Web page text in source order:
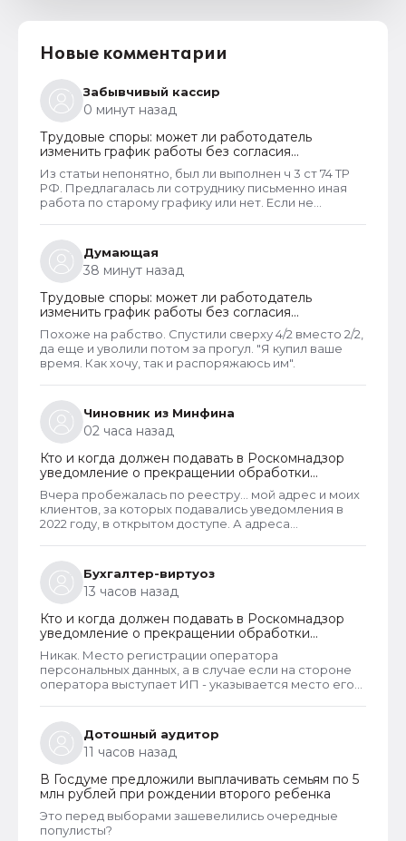
Новые комментарии
Забывчивый кассир
0 минут назад
Трудовые споры: может ли работодатель
изменить график работы без согласия
сотрудника
Из статьи непонятно, был ли выполнен ч 3 ст 74 ТР
РФ. Предлагалась ли сотруднику письменно иная
работа по старому графику или нет. Если не
выплатой всех положенных ему компенсаций при
таком виде увольнения (не по собственному
желанию или соглашению сторон).
Думающая
38 минут назад
Трудовые споры: может ли работодатель
изменить график работы без согласия
сотрудника
Похоже на рабство. Спустили сверху 4/2 вместо 2/2,
да еще и уволили потом за прогул. "Я купил ваше
время. Как хочу, так и распоряжаюсь им".
Чиновник из Минфина
02 часа назад
Кто и когда должен подавать в Роскомнадзор
уведомление о прекращении обработки
персональных данных
Вчера пробежалась по реестру... мой адрес и моих
клиентов, за которых подавались уведомления в
2022 году, в открытом доступе. А адреса
проверила только знакомых ИП и заметила такую
закономерность. Или это просто совпадение
такое?
Бухгалтер-виртуоз
13 часов назад
Кто и когда должен подавать в Роскомнадзор
уведомление о прекращении обработки
персональных данных
Никак. Место регистрации оператора
персональных данных, а в случае если на стороне
оператора выступает ИП - указывается место его
информация подлежит обязательному
размещению в реестре наряду со всеми прочими
сведениями. Делается это для того, чтобы у
субъектов ПД имелась возможность в случае
нарушения их прав обратиться непосредственно к
оператору для устранения нарушений.
Дотошный аудитор
11 часов назад
В Госдуме предложили выплачивать семьям по 5
млн рублей при рождении второго ребенка
Это перед выборами зашевелились очередные
популисты?